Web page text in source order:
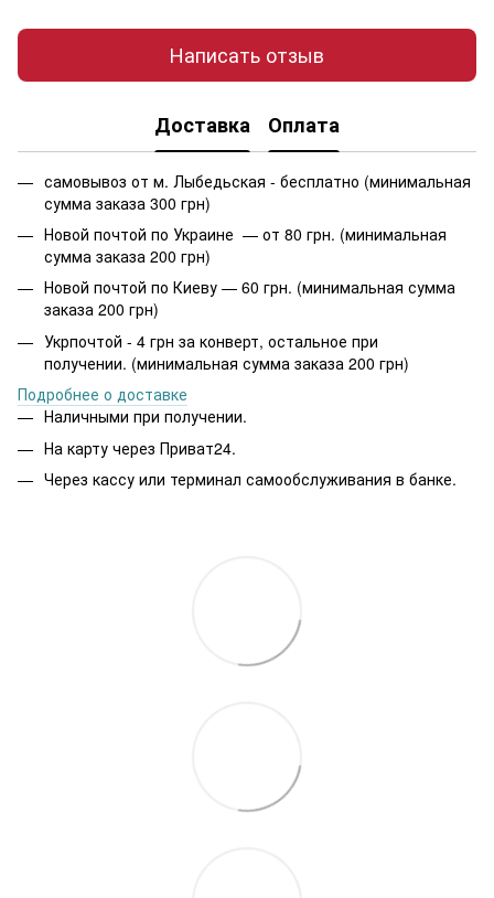
Написать отзыв
Доставка Оплата
самовывоз от м. Лыбедьская - бесплатно (минимальная
сумма заказа 300 грн)
Новой почтой по Украине — от 80 грн. (минимальная
сумма заказа 200 грн)
Новой почтой по Киеву — 60 грн. (минимальная сумма
заказа 200 грн)
Укрпочтой - 4 грн за конверт, остальное при
получении. (минимальная сумма заказа 200 грн)
Подробнее о доставке
Наличными при получении.
На карту через Приват24.
Через кассу или терминал самообслуживания в банке.